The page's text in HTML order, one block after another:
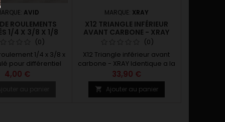
AVID
ROULEMENTS
1/4 X 3/8 X 1/8
(0)
1/4 x 3/8 x
pour différentiel
PRO10
4,00 €
MARQUE: XRAY
X12 TRIANGLE INFÉRIEUR
AVANT CARBONE - XRAY
(0)
X12 Triangle inférieur avant
carbone - XRAY Identique a la
pièce livrée dans le kit de la
X12
33,90 €
 Ajouter au panier